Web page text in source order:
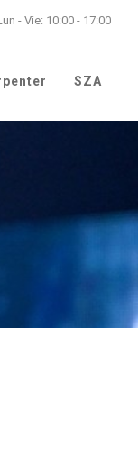
- Vie: 10:00 - 17:00
SZA